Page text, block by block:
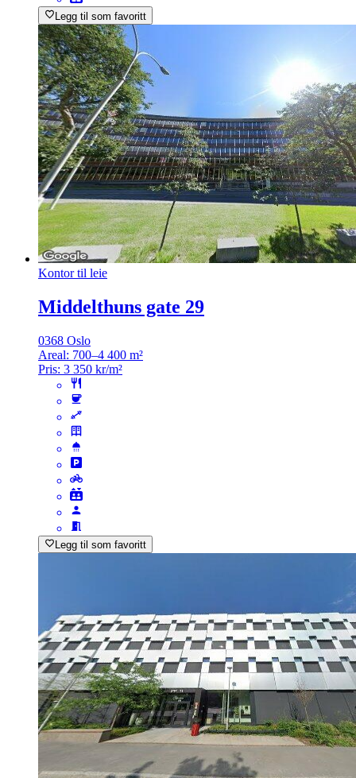
Legg til som favoritt
Kontor til leie
Middelthuns gate 29
0368 Oslo
Areal: 700–4 400 m²
Pris: 3 350 kr/m²
Legg til som favoritt